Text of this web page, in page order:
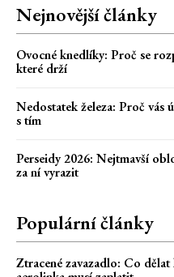
Nejnovější články
Ovocné knedlíky: Proč se
které drží
Nedostatek železa: Proč vás
s tím
Perseidy 2026: Nejtmavší
za ní vyrazit
Populární články
Ztracené zavazadlo: Co